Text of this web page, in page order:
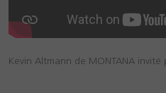
Kevin Altmann de MONTANA invité